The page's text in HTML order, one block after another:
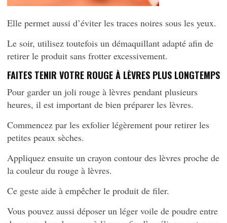
Elle permet aussi d’éviter les traces noires sous les yeux.
Le soir, utilisez toutefois un démaquillant adapté afin de
retirer le produit sans frotter excessivement.
FAITES TENIR VOTRE ROUGE À LÈVRES PLUS LONGTEMPS
Pour garder un joli rouge à lèvres pendant plusieurs
heures, il est important de bien préparer les lèvres.
Commencez par les exfolier légèrement pour retirer les
petites peaux sèches.
Appliquez ensuite un crayon contour des lèvres proche de
la couleur du rouge à lèvres.
Ce geste aide à empêcher le produit de filer.
Vous pouvez aussi déposer un léger voile de poudre entre